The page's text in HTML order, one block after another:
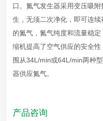
口。氮气发生器采用变压吸
生，无须二次净化，即可连
的氮气，氮气纯度和流量稳
缩机提高了空气供应的安全
围从34L/min或64L/min两种
器供应氮气。
产品咨询